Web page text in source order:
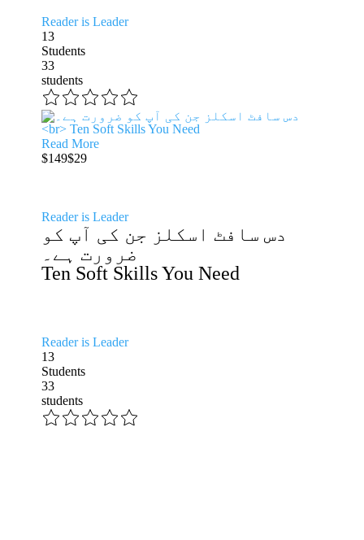
Reader is Leader
13
Students
33
students
Read More
$149$29
Reader is Leader
دس سافٹ اسکلز جن کی آپ کو
ضرورت ہے۔
Ten Soft Skills You Need
Reader is Leader
13
Students
33
students